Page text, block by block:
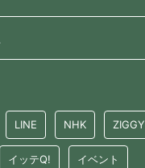
LINE NHK ZIGGY
イッテQ! イベント